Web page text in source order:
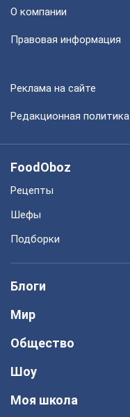
О компании
Правовая информация
Реклама на сайте
Редакционная политика
FoodOboz
Рецепты
Шефы
Подборки
Блоги
Мир
Общество
Шоу
Моя школа